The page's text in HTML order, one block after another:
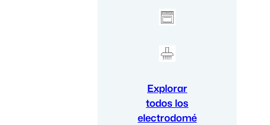
Explorar
todos los
electrodomé